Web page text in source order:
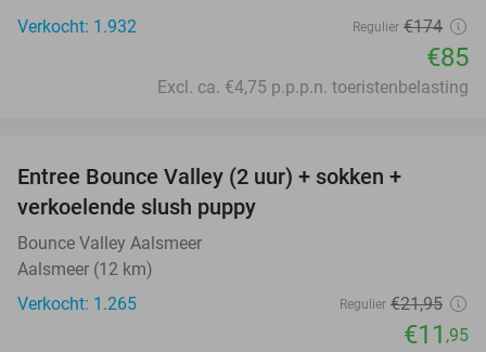
Verkocht: 1.932
Regulier €174
€85
Excl. ca. €4,75 p.p.p.n. toeristenbelasting
Entree Bounce Valley (2 uur) + sokken +
verkoelende slush puppy
Bounce Valley Aalsmeer
Aalsmeer (12 km)
Verkocht: 1.265
Regulier €21,95
€11 ,95